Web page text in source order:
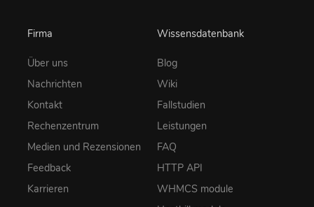
Firma
Über uns
Nachrichten
Kontakt
Rechenzentrum
Medien und Rezensionen
Feedback
Karrieren
Wissensdatenbank
Blog
Wiki
Fallstudien
Leistungen
FAQ
HTTP API
WHMCS module